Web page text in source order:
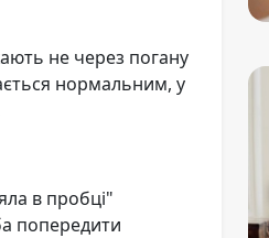
не через погану
нормальним, у
в пробці"
попередити